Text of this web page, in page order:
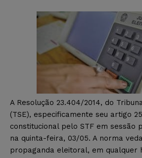
A Resolução 23.404/2014, do
(TSE), especificamente seu artigo
constitucional pelo STF em sessão
na quinta-feira, 03/05. A norma
propaganda eleitoral, em qualquer